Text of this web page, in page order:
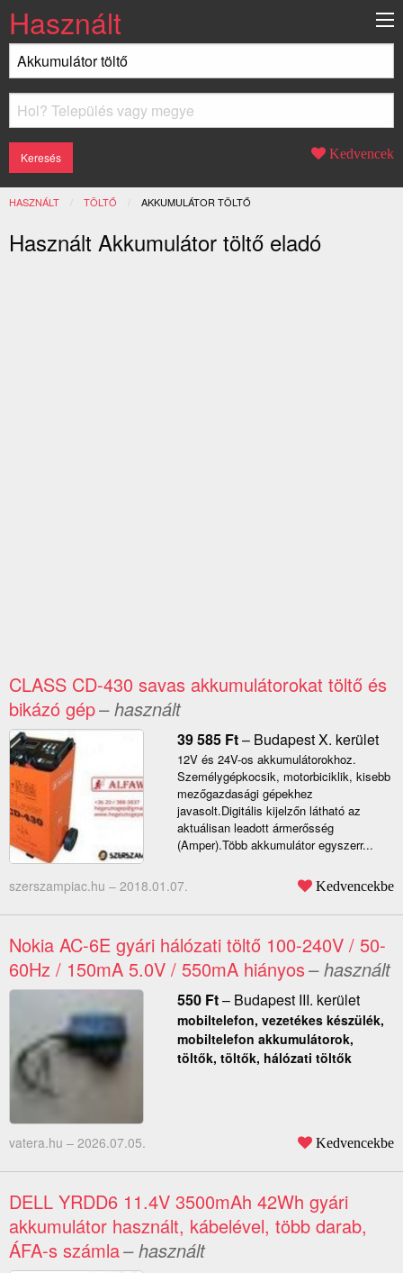
Használt
Kedvencek
HASZNÁLT TÖLTŐ JELENLEGI:
AKKUMULÁTOR TÖLTŐ
Használt Akkumulátor töltő eladó
CLASS CD-430 savas akkumulátorokat töltő és
bikázó gép– használt
39 585 Ft– Budapest X. kerület
12V és 24V-os akkumulátorokhoz.
Személygépkocsik, motorbiciklik, kisebb
mezőgazdasági gépekhez
javasolt.Digitális kijelzőn látható az
aktuálisan leadott ármerősség
(Amper).Több akkumulátor egyszerr...
szerszampiac.hu – 2018.01.07. Kedvencekbe
Nokia AC-6E gyári hálózati töltő 100-240V / 50-
60Hz / 150mA 5.0V / 550mA hiányos– használt
550 Ft– Budapest III. kerület
mobiltelefon, vezetékes készülék,
mobiltelefon akkumulátorok,
töltők, töltők, hálózati töltők
vatera.hu – 2026.07.05. Kedvencekbe
DELL YRDD6 11.4V 3500mAh 42Wh gyári
akkumulátor használt, kábelével, több darab,
ÁFA-s számla– használt